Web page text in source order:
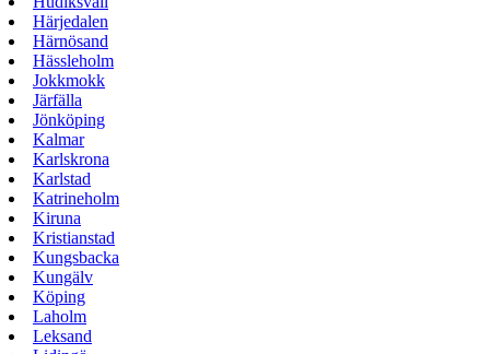
Härjedalen
Härnösand
Hässleholm
Jokkmokk
Järfälla
Jönköping
Kalmar
Karlskrona
Karlstad
Katrineholm
Kiruna
Kristianstad
Kungsbacka
Kungälv
Köping
Laholm
Leksand